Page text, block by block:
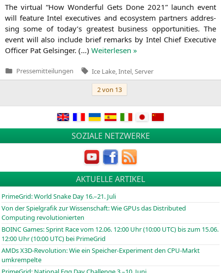
The vir­tu­al “How Won­derful Gets Done 2021” launch event
will fea­ture Intel exe­cu­ti­ves and eco­sys­tem part­ners addres­
sing some of today’s grea­test busi­ness oppor­tu­ni­ties. The
event will also include brief remarks by Intel Chief Exe­cu­ti­ve
Offi­cer Pat Gel­sin­ger. (…) Wei­ter­le­sen »
Veröffentlicht
in
Pressemitteilungen Tags:
Ice Lake Intel Server
Beitragsnavigation
2 von 13
SOZIALE NETZWERKE
AKTUELLE ARTIKEL
PrimeGrid: World Snake Day 16.–21. Juli
Von der Spielgrafik zur Wissenschaft: Wie GPUs das Distributed
Computing revolutionierten
BOINCGames: Sprint Race vom 12.06. 12:00 Uhr (10:00 UTC) bis zum 15.06.
12:00 Uhr (10:00 UTC) bei PrimeGrid
AMDs X3D-Revolution: Wie ein Speicher-Experiment den CPU-Markt
umkrempelte